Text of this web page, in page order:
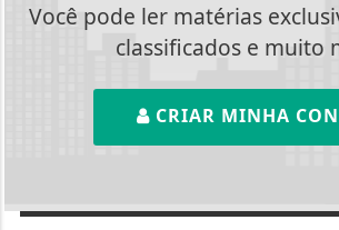
Você pode ler matérias
classificados e muito
CRIAR MINHA